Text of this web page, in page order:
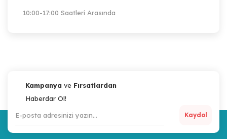
10:00-17:00 Saatleri Arasında
Kampanya ve Fırsatlardan
Haberdar Ol!
Kaydol